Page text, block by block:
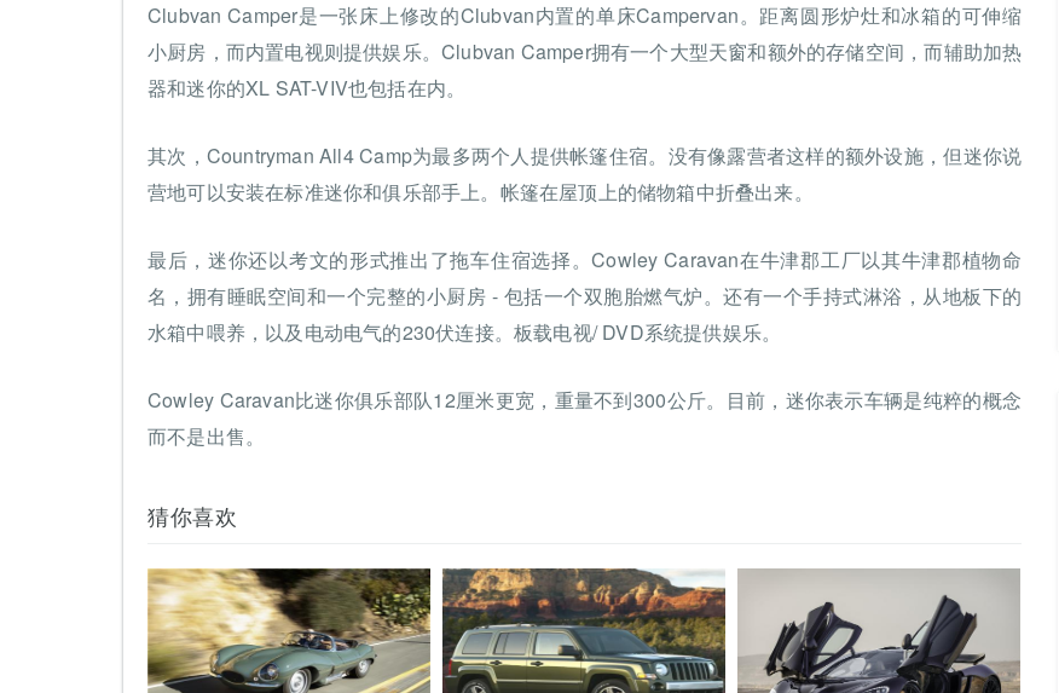
Clubvan Camper是一张床上修改的Clubvan内置的单床Campervan。距离圆形炉灶和冰箱的可伸缩
小厨房，而内置电视则提供娱乐。Clubvan Camper拥有一个大型天窗和额外的存储空间，而辅助加热
器和迷你的XL SAT-VIV也包括在内。
其次，Countryman All4 Camp为最多两个人提供帐篷住宿。没有像露营者这样的额外设施，但迷你说
营地可以安装在标准迷你和俱乐部手上。帐篷在屋顶上的储物箱中折叠出来。
最后，迷你还以考文的形式推出了拖车住宿选择。Cowley Caravan在牛津郡工厂以其牛津郡植物命
名，拥有睡眠空间和一个完整的小厨房 - 包括一个双胞胎燃气炉。还有一个手持式淋浴，从地板下的
水箱中喂养，以及电动电气的230伏连接。板载电视/ DVD系统提供娱乐。
Cowley Caravan比迷你俱乐部队12厘米更宽，重量不到300公斤。目前，迷你表示车辆是纯粹的概念
而不是出售。
猜你喜欢